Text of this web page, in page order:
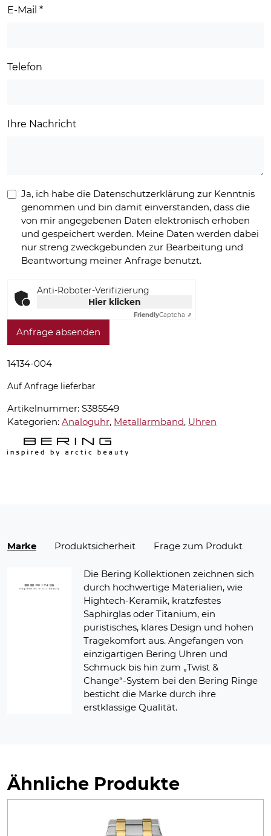
E-Mail *
Telefon
Ihre Nachricht
Ja, ich habe die Datenschutzerklärung zur Kenntnis
genommen und bin damit einverstanden, dass die
von mir angegebenen Daten elektronisch erhoben
und gespeichert werden. Meine Daten werden dabei
nur streng zweckgebunden zur Bearbeitung und
Beantwortung meiner Anfrage benutzt.
Anti-Roboter-Verifizierung
Hier klicken
FriendlyCaptcha ⇗
Anfrage absenden
14134-004
Auf Anfrage lieferbar
Artikelnummer: S385549
Kategorien: Analoguhr, Metallarmband, Uhren
Marke Produktsicherheit Frage zum Produkt
Die Bering Kollektionen zeichnen sich
durch hochwertige Materialien, wie
Hightech-Keramik, kratzfestes
Saphirglas oder Titanium, ein
puristisches, klares Design und hohen
Tragekomfort aus. Angefangen von
einzigartigen Bering Uhren und
Schmuck bis hin zum „Twist &
Change“-System bei den Bering Ringe
besticht die Marke durch ihre
erstklassige Qualität.
Ähnliche Produkte